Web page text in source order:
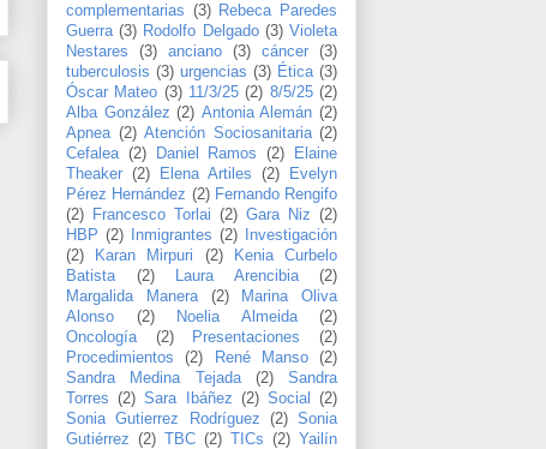
complementarias (3) Rebeca Paredes
Guerra (3) Rodolfo Delgado (3) Violeta
Nestares
(3) anciano (3) cáncer
(3)
tuberculosis (3) urgencias (3) Ética (3)
Óscar Mateo (3) 11/3/25 (2) 8/5/25 (2)
Alba González (2) Antonia Alemán (2)
Apnea (2) Atención Sociosanitaria (2)
Cefalea (2) Daniel Ramos (2)
Elaine
Theaker (2) Elena Artiles (2)
Evelyn
Pérez Hernández (2) Fernando Rengifo
(2)
Francesco Torlai (2) Gara Niz (2)
HBP (2) Inmigrantes (2)
Investigación
(2)
Karan Mirpuri (2)
Kenia Curbelo
Batista
(2) Laura Arencibia
(2)
Margalida Manera
(2)
Marina Oliva
Alonso
(2) Noelia Almeida
(2)
Oncología
(2) Presentaciones
(2)
Procedimientos
(2) René Manso
(2)
Sandra Medina Tejada
(2)
Sandra
Torres (2) Sara Ibáñez (2) Social
(2)
Sonia Gutierrez Rodríguez
(2) Sonia
Gutiérrez (2) TBC (2) TICs (2) Yailín